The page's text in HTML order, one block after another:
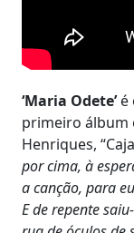
‘Maria Odete’é
primeiro álbum
Henriques,
por cima, à
a canção, para
E de repente